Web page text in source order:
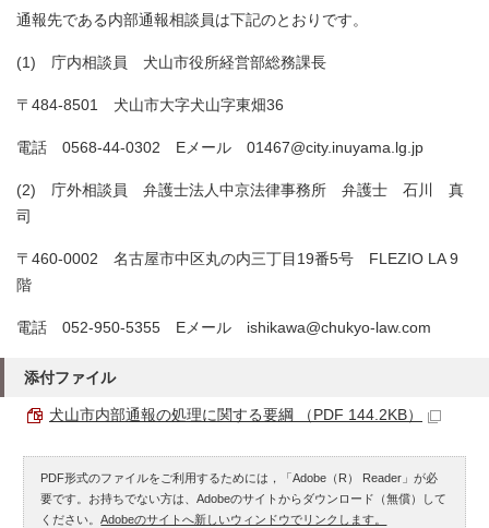
通報先である内部通報相談員は下記のとおりです。
(1) 庁内相談員 犬山市役所経営部総務課長
〒484-8501 犬山市大字犬山字東畑36
電話 0568-44-0302 Eメール 01467@city.inuyama.lg.jp
(2) 庁外相談員 弁護士法人中京法律事務所 弁護士 石川 真
司
〒460-0002 名古屋市中区丸の内三丁目19番5号 FLEZIO LA 9
階
電話 052-950-5355 Eメール ishikawa@chukyo-law.com
添付ファイル
犬山市内部通報の処理に関する要綱 （PDF 144.2KB）
PDF形式のファイルをご利用するためには，「Adobe（R） Reader」が必
要です。お持ちでない方は、Adobeのサイトからダウンロード（無償）して
ください。Adobeのサイトへ新しいウィンドウでリンクします。